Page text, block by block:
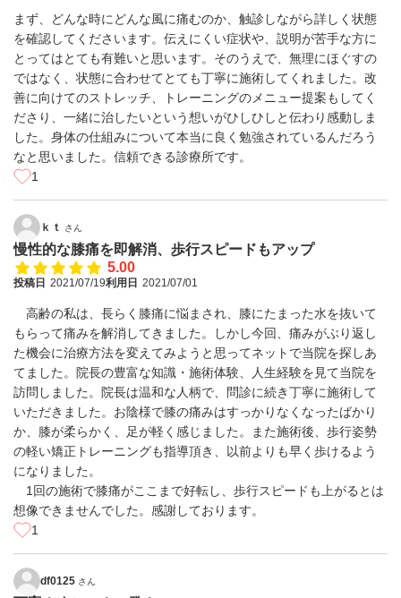
まず、どんな時にどんな風に痛むのか、触診しながら詳しく状態
を確認してくださいます。伝えにくい症状や、説明が苦手な方に
とってはとても有難いと思います。そのうえで、無理にほぐすの
ではなく、状態に合わせてとても丁寧に施術してくれました。改
善に向けてのストレッチ、トレーニングのメニュー提案もしてく
ださり、一緒に治したいという想いがひしひしと伝わり感動しま
した。身体の仕組みについて本当に良く勉強されているんだろう
なと思いました。信頼できる診療所です。
1
ｋｔ さん
慢性的な膝痛を即解消、歩行スピードもアップ
5.00
投稿日 2021/07/19利用日 2021/07/01
高齢の私は、長らく膝痛に悩まされ、膝にたまった水を抜いて
もらって痛みを解消してきました。しかし今回、痛みがぶり返し
た機会に治療方法を変えてみようと思ってネットで当院を探しあ
てました。院長の豊富な知識・施術体験、人生経験を見て当院を
訪問しました。院長は温和な人柄で、問診に続き丁寧に施術して
いただきました。お陰様で膝の痛みはすっかりなくなったばかり
か、膝が柔らかく、足が軽く感じました。また施術後、歩行姿勢
の軽い矯正トレーニングも指導頂き、以前よりも早く歩けるよう
になりました。
1回の施術で膝痛がここまで好転し、歩行スピードも上がるとは
想像できませんでした。感謝しております。
1
df0125 さん